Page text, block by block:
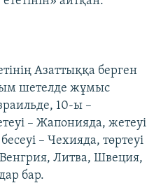
Азаттыққа берген
шетелде жұмыс
10-ы –
– Жапонияда, жетеуі
– Чехияда, төртеуі
Литва, Швеция,
бар.